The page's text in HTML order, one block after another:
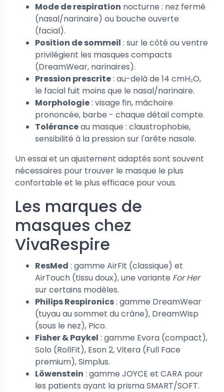
Mode de respiration nocturne : nez fermé
(nasal/narinaire) ou bouche ouverte
(facial).
Position de sommeil : sur le côté ou ventre
privilégient les masques compacts
(DreamWear, narinaires).
Pression prescrite: au-delà de 14 cmH₂O,
le facial fuit moins que le nasal/narinaire.
Morphologie: visage fin, mâchoire
prononcée, barbe - chaque détail compte.
Toléranceau masque : claustrophobie,
sensibilité à la pression sur l'arête nasale.
Un essai et un ajustement adaptés sont souvent
nécessaires pour trouver le masque le plus
confortable et le plus efficace pour vous.
Les marques de
masques chez
VivaRespire
ResMed : gamme AirFit (classique) et
AirTouch (tissu doux), une variante For Her
sur certains modèles.
Philips Respironics: gamme DreamWear
(tuyau au sommet du crâne), DreamWisp
(sous le nez), Pico.
Fisher & Paykel : gamme Evora (compact),
Solo (RollFit), Eson 2, Vitera (Full Face
premium), Simplus.
Löwenstein : gamme JOYCE et CARA pour
les patients ayant la prisma SMART/SOFT.